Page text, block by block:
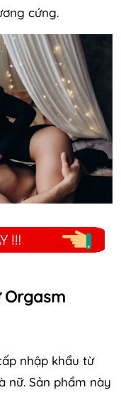
cứng.
Orgasm
nhập khẩu từ
nữ. Sản phẩm này